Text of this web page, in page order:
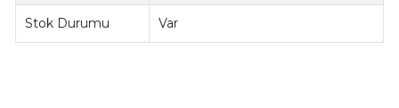
Stok Durumu Var